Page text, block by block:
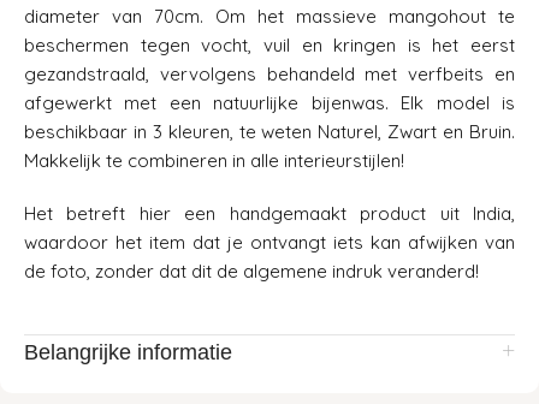
diameter van 70cm. Om het massieve mangohout te
beschermen tegen vocht, vuil en kringen is het eerst
gezandstraald, vervolgens behandeld met verfbeits en
afgewerkt met een natuurlijke bijenwas. Elk model is
beschikbaar in 3 kleuren, te weten Naturel, Zwart en Bruin.
Makkelijk te combineren in alle interieurstijlen!
Het betreft hier een handgemaakt product uit India,
waardoor het item dat je ontvangt iets kan afwijken van
de foto, zonder dat dit de algemene indruk veranderd!
Belangrijke informatie